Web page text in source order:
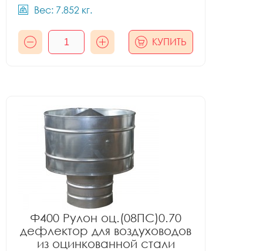
Вес: 7.852 кг.
КУПИТЬ
Ф400 Рулон оц.(08ПС)0.70
дефлектор для воздуховодов
из оцинкованной стали